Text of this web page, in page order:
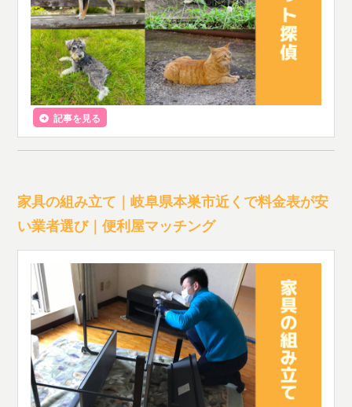
記事を見る
家具の組み立て｜岐阜県本巣市近くで料金表が安
い業者選び｜便利屋マッチング